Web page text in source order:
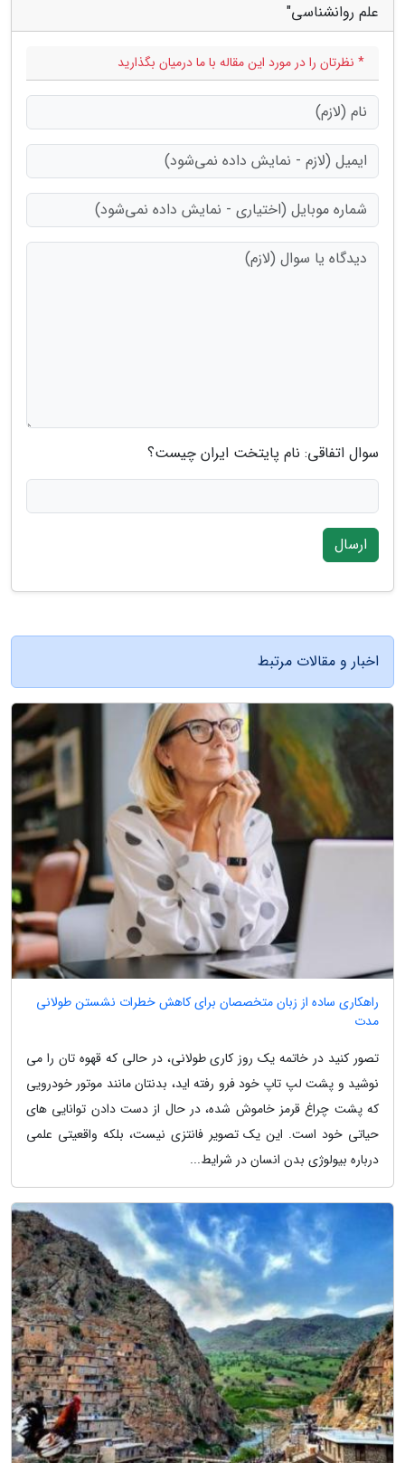
علم روانشناسی"
* نظرتان را در مورد این مقاله با ما درمیان بگذارید
سوال اتفاقی: نام پایتخت ایران چیست؟
ارسال
اخبار و مقالات مرتبط
راهکاری ساده از زبان متخصصان برای کاهش خطرات نشستن طولانی
مدت
تصور کنید در خاتمه یک روز کاری طولانی، در حالی که قهوه تان را می
نوشید و پشت لپ تاپ خود فرو رفته اید، بدنتان مانند موتور خودرویی
که پشت چراغ قرمز خاموش شده، در حال از دست دادن توانایی های
حیاتی خود است. این یک تصویر فانتزی نیست، بلکه واقعیتی علمی
درباره بیولوژی بدن انسان در شرایط...